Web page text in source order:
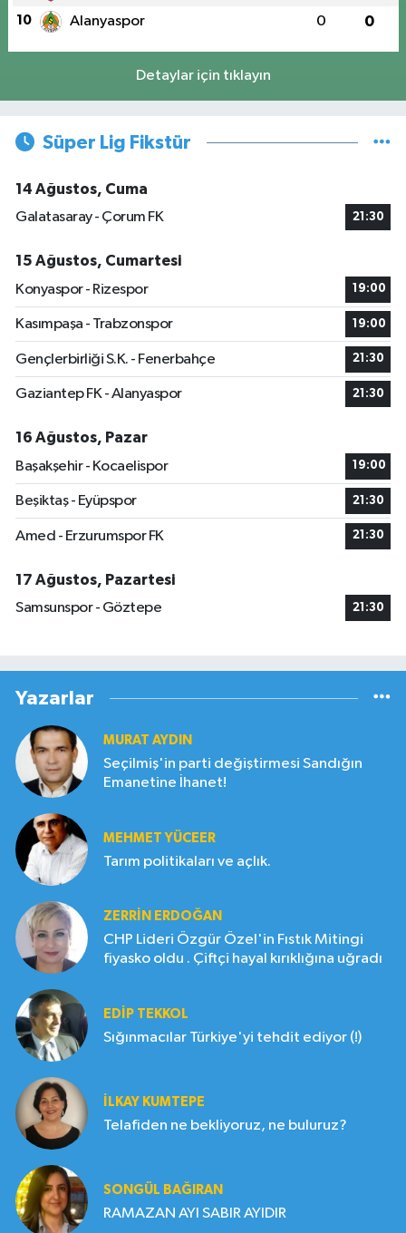
10 Alanyaspor 0 0
Detaylar için tıklayın
Süper Lig Fikstür
14 Ağustos, Cuma
Galatasaray - Çorum FK
21:30
15 Ağustos, Cumartesi
Konyaspor - Rizespor
19:00
Kasımpaşa - Trabzonspor 19:00
Gençlerbirliği S.K. - Fenerbahçe 21:30
Gaziantep FK - Alanyaspor 21:30
16 Ağustos, Pazar
Başakşehir - Kocaelispor
19:00
Beşiktaş - Eyüpspor 21:30
Amed - Erzurumspor FK 21:30
17 Ağustos, Pazartesi
Samsunspor - Göztepe
21:30
Yazarlar
MURAT AYDIN
Seçilmiş'in parti değiştirmesi Sandığın
Emanetine İhanet!
MEHMET YÜCEER
Tarım politikaları ve açlık.
ZERRIN ERDOĞAN
CHP Lideri Özgür Özel'in Fıstık Mitingi
fiyasko oldu . Çiftçi hayal kırıklığına uğradı
EDIP TEKKOL
Sığınmacılar Türkiye'yi tehdit ediyor (!)
İLKAY KUMTEPE
Telafiden ne bekliyoruz, ne buluruz?
SONGÜL BAĞIRAN
RAMAZAN AYI SABIR AYIDIR